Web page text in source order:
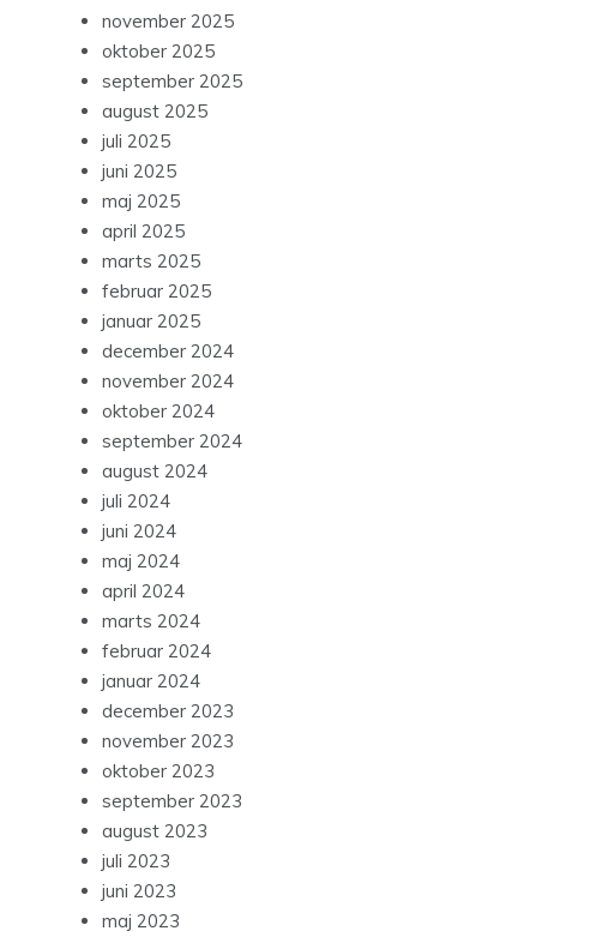
november 2025
oktober 2025
september 2025
august 2025
juli 2025
juni 2025
maj 2025
april 2025
marts 2025
februar 2025
januar 2025
december 2024
november 2024
oktober 2024
september 2024
august 2024
juli 2024
juni 2024
maj 2024
april 2024
marts 2024
februar 2024
januar 2024
december 2023
november 2023
oktober 2023
september 2023
august 2023
juli 2023
juni 2023
maj 2023